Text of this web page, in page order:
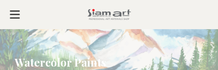
Watercolor Paints